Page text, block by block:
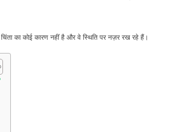
का कोई कारण नहीं है और वे स्थिति पर नज़र रख रहे हैं।